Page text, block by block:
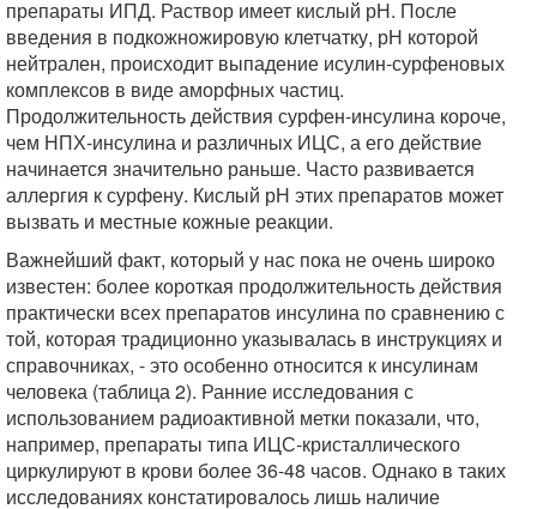
препараты ИПД. Раствор имеет кислый рН. После
введения в подкожножировую клетчатку, рН которой
нейтрален, происходит выпадение исулин-сурфеновых
комплексов в виде аморфных частиц.
Продолжительность действия сурфен-инсулина короче,
чем НПХ-инсулина и различных ИЦС, а его действие
начинается значительно раньше. Часто развивается
аллергия к сурфену. Кислый рН этих препаратов может
вызвать и местные кожные реакции.
Важнейший факт, который у нас пока не очень широко
известен: более короткая продолжительность действия
практически всех препаратов инсулина по сравнению с
той, которая традиционно указывалась в инструкциях и
справочниках, - это особенно относится к инсулинам
человека (таблица 2). Ранние исследования с
использованием радиоактивной метки показали, что,
например, препараты типа ИЦС-кристаллического
циркулируют в крови более 36-48 часов. Однако в таких
исследованиях констатировалось лишь наличие